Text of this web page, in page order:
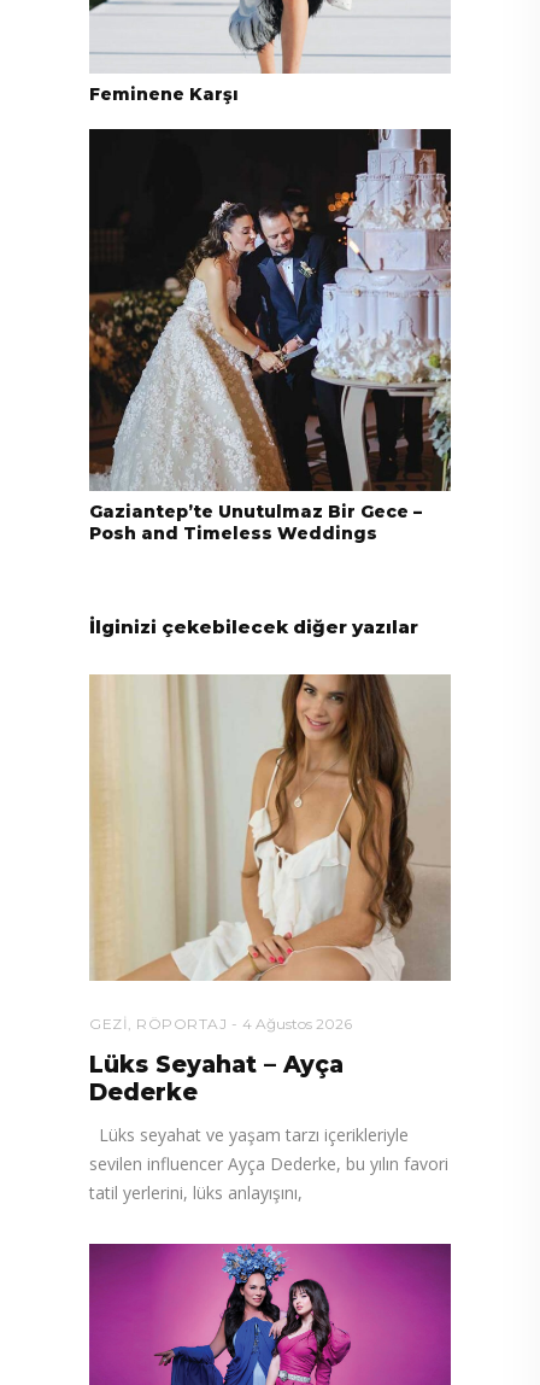
Feminene Karşı
Gaziantep’te Unutulmaz Bir Gece –
Posh and Timeless Weddings
İlginizi çekebilecek diğer yazılar
GEZI , RÖPORTAJ 4 Ağustos 2026
Lüks Seyahat – Ayça
Dederke
Lüks seyahat ve yaşam tarzı içerikleriyle
sevilen influencer Ayça Dederke, bu yılın favori
tatil yerlerini, lüks anlayışını,